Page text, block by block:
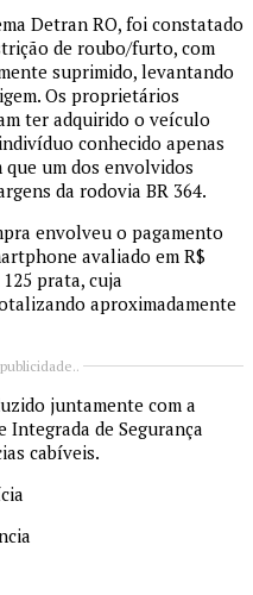
Detran RO, foi constatado
de roubo/furto, com
suprimido, levantando
Os proprietários
ter adquirido o veículo
conhecido apenas
um dos envolvidos
da rodovia BR 364.
envolveu o pagamento
avaliado em R$
prata, cuja
aproximadamente
juntamente com a
Integrada de Segurança
cabíveis.